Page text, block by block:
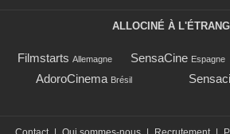
ALLOCINÉ À
Filmstarts Allemagne SensaCine Espagne
AdoroCinema Brésil